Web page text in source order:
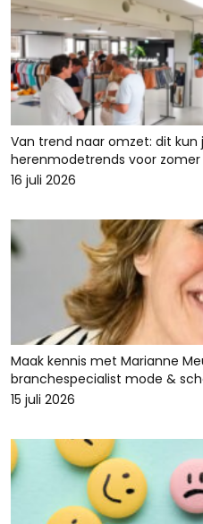
Van trend naar omzet: dit kun
herenmodetrends voor zomer
16 juli 2026
Maak kennis met Marianne
branchespecialist mode &
15 juli 2026